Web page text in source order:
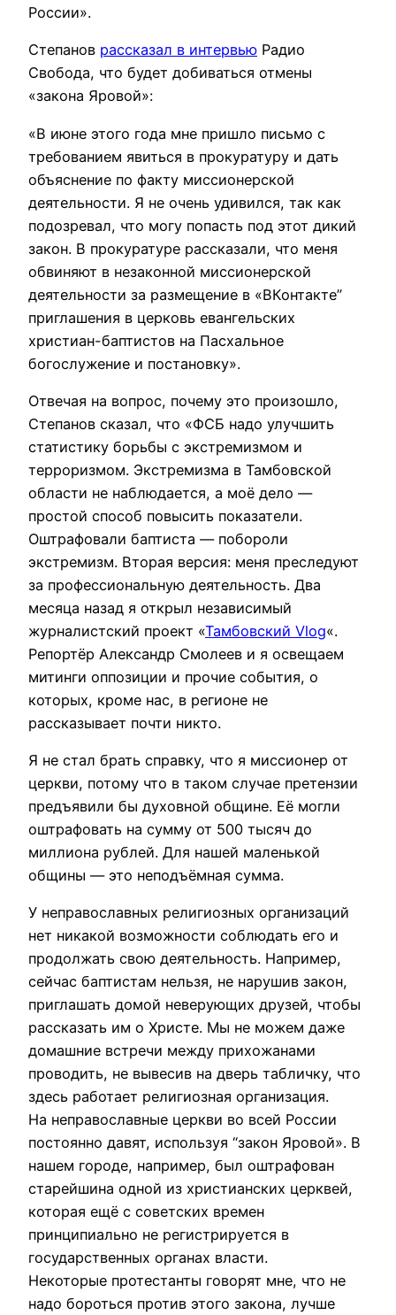
России».
Степанов рассказал в интервью Радио
Свобода, что будет добиваться отмены
«закона Яровой»:
«В июне этого года мне пришло письмо с
требованием явиться в прокуратуру и дать
объяснение по факту миссионерской
деятельности. Я не очень удивился, так как
подозревал, что могу попасть под этот дикий
закон. В прокуратуре рассказали, что меня
обвиняют в незаконной миссионерской
деятельности за размещение в «ВКонтакте”
приглашения в церковь евангельских
христиан-баптистов на Пасхальное
богослужение и постановку».
Отвечая на вопрос, почему это произошло,
Степанов сказал, что «ФСБ надо улучшить
статистику борьбы с экстремизмом и
терроризмом. Экстремизма в Тамбовской
области не наблюдается, а моё дело —
простой способ повысить показатели.
Оштрафовали баптиста — побороли
экстремизм. Вторая версия: меня преследуют
за профессиональную деятельность. Два
месяца назад я открыл независимый
журналистский проект «Тамбовский Vlog«.
Репортёр Александр Смолеев и я освещаем
митинги оппозиции и прочие события, о
которых, кроме нас, в регионе не
рассказывает почти никто.
Я не стал брать справку, что я миссионер от
церкви, потому что в таком случае претензии
предъявили бы духовной общине. Её могли
оштрафовать на сумму от 500 тысяч до
миллиона рублей. Для нашей маленькой
общины — это неподъёмная сумма.
У неправославных религиозных организаций
нет никакой возможности соблюдать его и
продолжать свою деятельность. Например,
сейчас баптистам нельзя, не нарушив закон,
приглашать домой неверующих друзей, чтобы
рассказать им о Христе. Мы не можем даже
домашние встречи между прихожанами
проводить, не вывесив на дверь табличку, что
здесь работает религиозная организация.
На неправославные церкви во всей России
постоянно давят, используя “закон Яровой». В
нашем городе, например, был оштрафован
старейшина одной из христианских церквей,
которая ещё с советских времен
принципиально не регистрируется в
государственных органах власти.
Некоторые протестанты говорят мне, что не
надо бороться против этого закона, лучше